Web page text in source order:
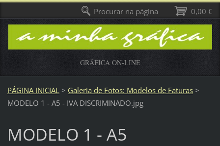
GRÁFICA ON-LINE
PÁGINA INICIAL > Galeria de Fotos: Modelos de Faturas >
MODELO 1 - A5 - IVA DISCRIMINADO.jpg
MODELO 1 - A5
0,00 €
Procurar na página